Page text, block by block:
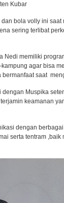
Kubar
bola volly ini
sering terlibat
memiliki
agar bisa
saat
Muspika
keamanan
dengan
serta tentram